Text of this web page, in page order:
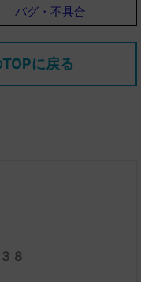
バグ・不具合
に戻る
８